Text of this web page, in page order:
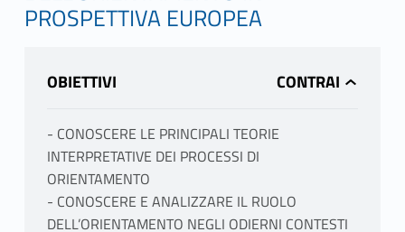
PROSPETTIVA EUROPEA
OBIETTIVI
- CONOSCERE LE PRINCIPALI TEORIE
INTERPRETATIVE DEI PROCESSI DI
ORIENTAMENTO
- CONOSCERE E ANALIZZARE IL RUOLO
DELL’ORIENTAMENTO NEGLI ODIERNI CONTESTI